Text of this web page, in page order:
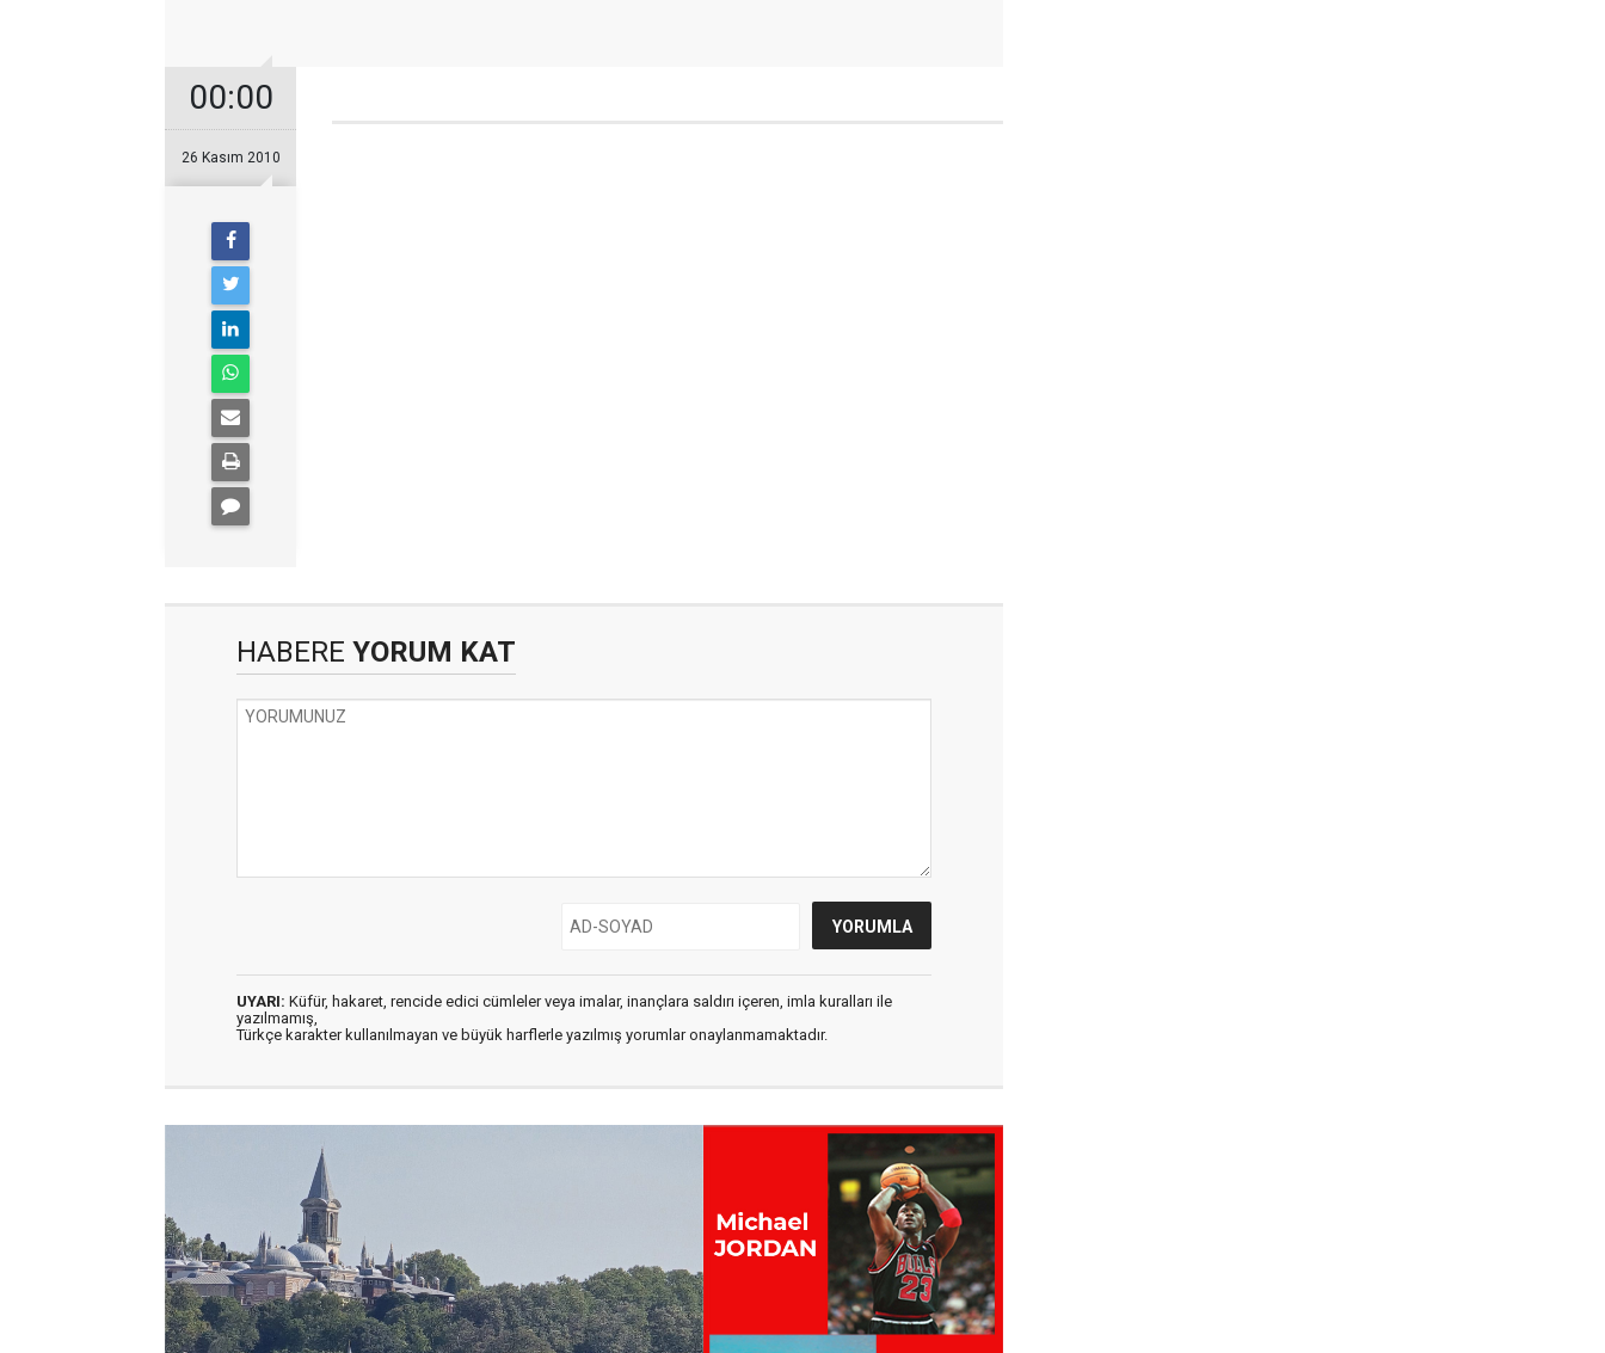
00:00
26 Kasım 2010
HABERE YORUM KAT
UYARI: Küfür, hakaret, rencide edici cümleler veya imalar, inançlara saldırı içeren, imla kuralları ile
yazılmamış,
Türkçe karakter kullanılmayan ve büyük harflerle yazılmış yorumlar onaylanmamaktadır.